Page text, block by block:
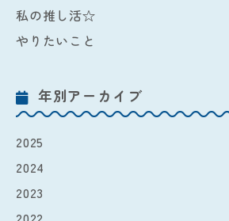
私の推し活☆
やりたいこと
年別アーカイブ
2025
2024
2023